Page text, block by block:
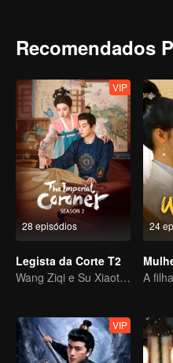
Recomendados
28 episódios
VIP
Legista da Corte T2
Wang Ziqi e Su Xiaotong, Resolvendo Casos Enquanto se Apaixonam
24
VIP